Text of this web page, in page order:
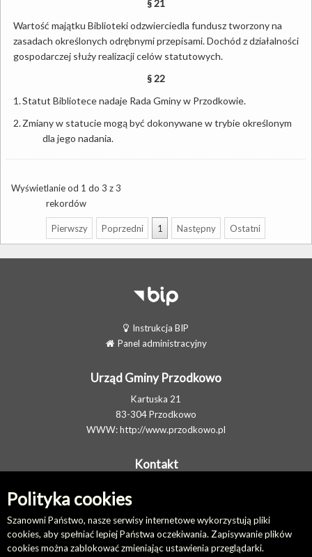
Polityka cookies
Szanowni Państwo, nasze serwisy internetowe wykorzystują pliki
cookies, aby spełniać lepiej Państwa oczekiwania. Zapisywanie plików
cookies można zablokować zmieniając ustawienia przeglądarki.
§ 21
Wartość majątku Biblioteki odzwierciedla fundusz tworzony na
zasadach określonych odrębnymi przepisami. Dochód z działalności
gospodarczej służy realizacji celów statutowych.
§ 22
1.Statut Bibliotece nadaje Rada Gminy w Przodkowie.
2.Zmiany w statucie mogą być dokonywane w trybie określonym
dla jego nadania.
Wyświetlanie od 1 do 3 z 3
rekordów
Pierwszy Poprzedni 1 Następny Ostatni
Instrukcja BIP
Panel administracyjny
Urząd Gminy Przodkowo
Kartuska 21
83-304 Przodkowo
WWW:http://www.przodkowo.pl
Kontakt
E-MAIL:
Elektroniczna Skrzynka Podawcza
Na skróty